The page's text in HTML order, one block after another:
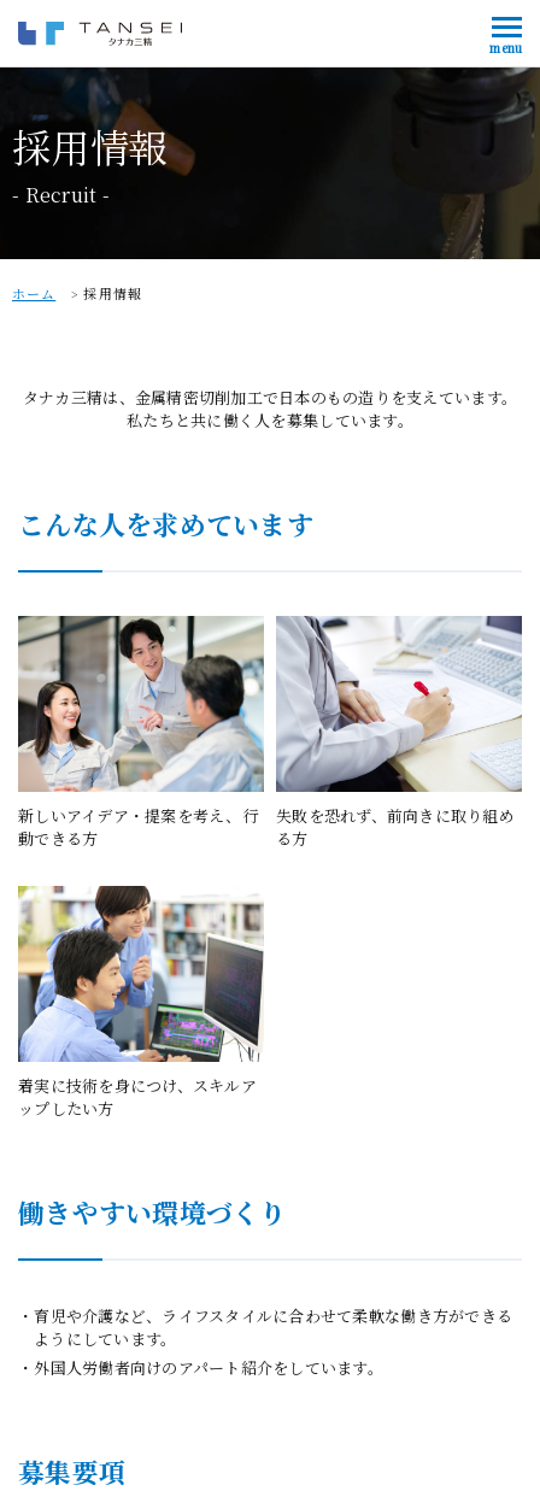
Company
事業内容 Service
お知らせ News
お問い合わせ
営業時間 9:00〜18:00 / 休業日 土日祝
採用情報
Recruit
ホーム 採用情報
タナカ三精は、金属精密切削加工で日本のもの造りを支えています。
私たちと共に働く人を募集しています。
こんな人を求めています
新しいアイデア・提案を考え、行
動できる方
失敗を恐れず、前向きに取り組め
る方
着実に技術を身につけ、スキルア
ップしたい方
働きやすい環境づくり
育児や介護など、ライフスタイルに合わせて柔軟な働き方ができる
ようにしています。
外国人労働者向けのアパート紹介をしています。
募集要項